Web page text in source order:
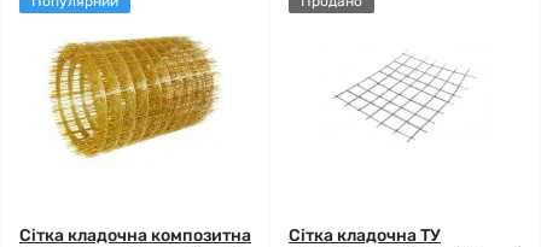
Сітка кладочна композитна
Сітка кладочна ТУ